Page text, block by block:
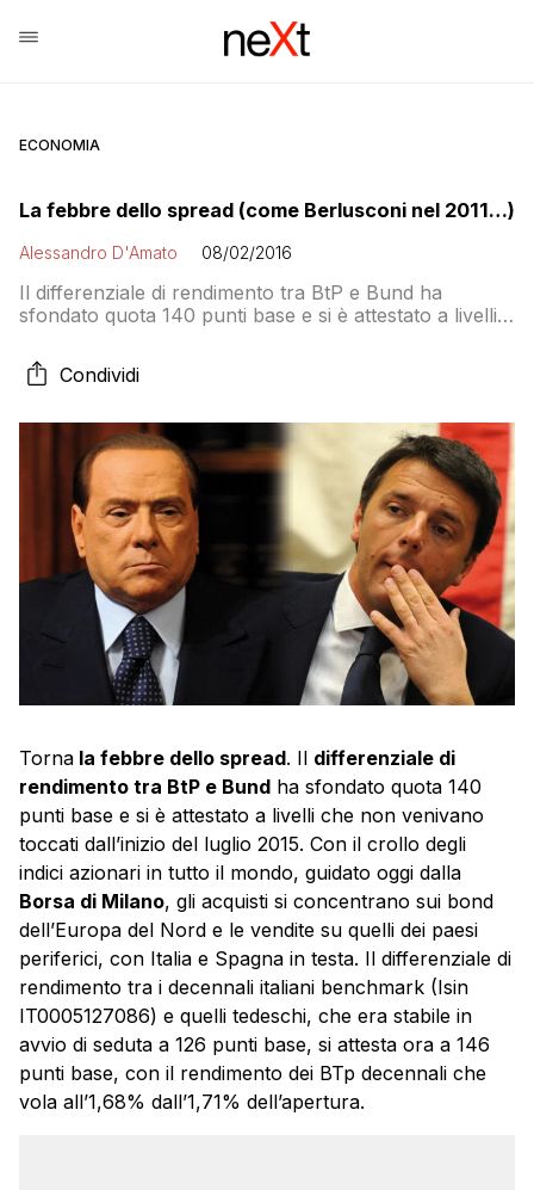
ECONOMIA
La febbre dello spread (come Berlusconi nel 2011…)
Alessandro D'Amato 08/02/2016
Il differenziale di rendimento tra BtP e Bund ha
sfondato quota 140 punti base e si è attestato a livelli
corsa dello spread nel 2011 determinò la caduta di
Berlusconi. In difficoltà con la sua maggioranza ma
come oggi Renzi…
Condividi
Torna la febbre dello spread. Il differenziale di
rendimento tra BtP e Bund ha sfondato quota 140
punti base e si è attestato a livelli che non venivano
toccati dall’inizio del luglio 2015. Con il crollo degli
indici azionari in tutto il mondo, guidato oggi dalla
Borsa di Milano, gli acquisti si concentrano sui bond
dell’Europa del Nord e le vendite su quelli dei paesi
periferici, con Italia e Spagna in testa. Il differenziale di
rendimento tra i decennali italiani benchmark (Isin
IT0005127086) e quelli tedeschi, che era stabile in
avvio di seduta a 126 punti base, si attesta ora a 146
punti base, con il rendimento dei BTp decennali che
vola all’1,68% dall’1,71% dell’apertura.